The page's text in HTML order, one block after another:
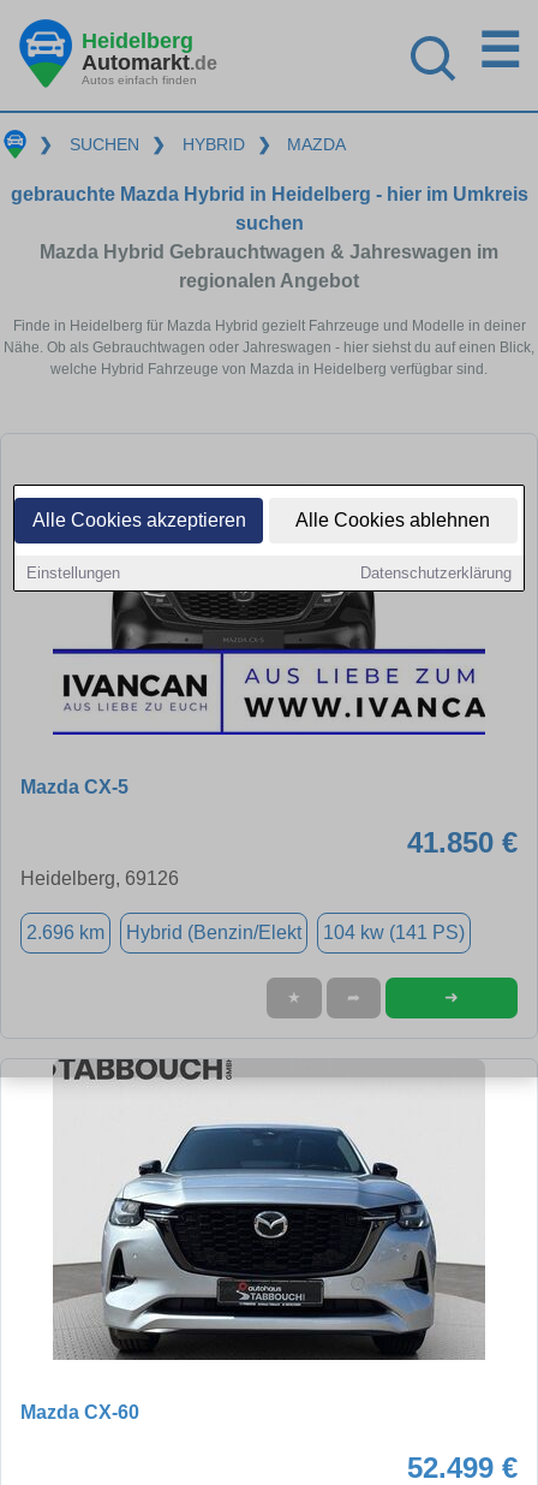
Alle Cookies akzeptieren Alle Cookies ablehnen
Einstellungen Datenschutzerklärung
Heidelberg
Automarkt.de
Autos einfach finden
☰
❯ SUCHEN ❯ HYBRID ❯ MAZDA
gebrauchte Mazda Hybrid in Heidelberg - hier im Umkreis
suchen
Mazda Hybrid Gebrauchtwagen & Jahreswagen im
regionalen Angebot
Finde in Heidelberg für Mazda Hybrid gezielt Fahrzeuge und Modelle in deiner
Nähe. Ob als Gebrauchtwagen oder Jahreswagen - hier siehst du auf einen Blick,
welche Hybrid Fahrzeuge von Mazda in Heidelberg verfügbar sind.
Mazda CX-5
41.850 €
Heidelberg, 69126
2.696 km Hybrid (Benzin/Elekt 104 kw (141 PS)
★ ➦ ➜
Mazda CX-60
52.499 €